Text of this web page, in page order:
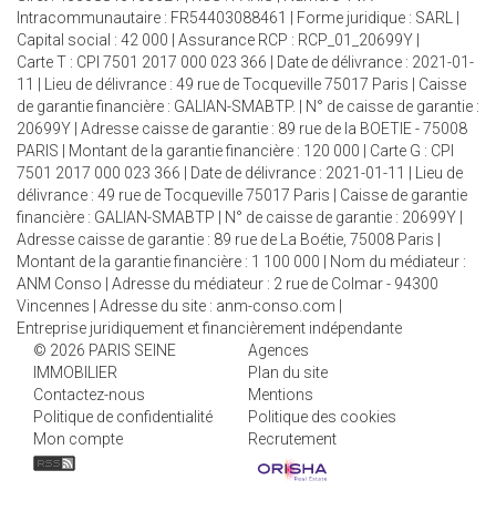
Intracommunautaire : FR54403088461 | Forme juridique : SARL |
Capital social : 42 000 | Assurance RCP : RCP_01_20699Y |
Carte T : CPI 7501 2017 000 023 366 | Date de délivrance : 2021-01-
11 | Lieu de délivrance : 49 rue de Tocqueville 75017 Paris | Caisse
de garantie financière : GALIAN-SMABTP. | N° de caisse de garantie :
20699Y | Adresse caisse de garantie : 89 rue de la BOETIE - 75008
PARIS | Montant de la garantie financière : 120 000 | Carte G : CPI
7501 2017 000 023 366 | Date de délivrance : 2021-01-11 | Lieu de
délivrance : 49 rue de Tocqueville 75017 Paris | Caisse de garantie
financière : GALIAN-SMABTP | N° de caisse de garantie : 20699Y |
Adresse caisse de garantie : 89 rue de La Boétie, 75008 Paris |
Montant de la garantie financière : 1 100 000 | Nom du médiateur :
ANM Conso | Adresse du médiateur : 2 rue de Colmar - 94300
Vincennes | Adresse du site : anm-conso.com
Entreprise juridiquement et financièrement indépendante
© 2026 PARIS SEINE
IMMOBILIER
Agences
Plan du site
Contactez-nous
Mentions
Politique de confidentialité
Politique des cookies
Mon compte
Recrutement